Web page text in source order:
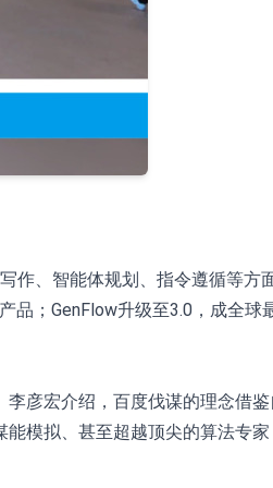
、智能体规划、指令遵循等方
；GenFlow升级至3.0，成全球
彦宏介绍，百度伐谋的理念借
模拟、甚至超越顶尖的算法专